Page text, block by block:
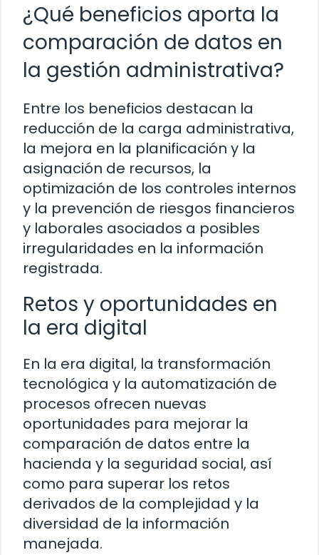
¿Qué beneficios aporta la
comparación de datos en
la gestión administrativa?
Entre los beneficios destacan la
reducción de la carga administrativa,
la mejora en la planificación y la
asignación de recursos, la
optimización de los controles internos
y la prevención de riesgos financieros
y laborales asociados a posibles
irregularidades en la información
registrada.
Retos y oportunidades en
la era digital
En la era digital, la transformación
tecnológica y la automatización de
procesos ofrecen nuevas
oportunidades para mejorar la
comparación de datos entre la
hacienda y la seguridad social, así
como para superar los retos
derivados de la complejidad y la
diversidad de la información
manejada.